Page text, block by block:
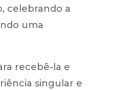
celebrando a
uma
recebê-la e
singular e